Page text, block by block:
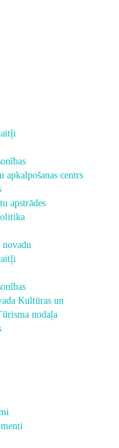
apkalpošanas centrs
apstrādes
novadu
Kultūras un
nodaļa